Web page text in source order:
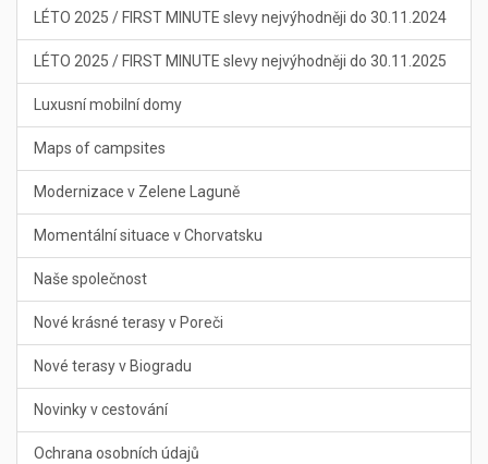
LÉTO 2025 / FIRST MINUTE slevy nejvýhodněji do 30.11.2024
LÉTO 2025 / FIRST MINUTE slevy nejvýhodněji do 30.11.2025
Luxusní mobilní domy
Maps of campsites
Modernizace v Zelene Laguně
Momentální situace v Chorvatsku
Naše společnost
Nové krásné terasy v Poreči
Nové terasy v Biogradu
Novinky v cestování
Ochrana osobních údajů